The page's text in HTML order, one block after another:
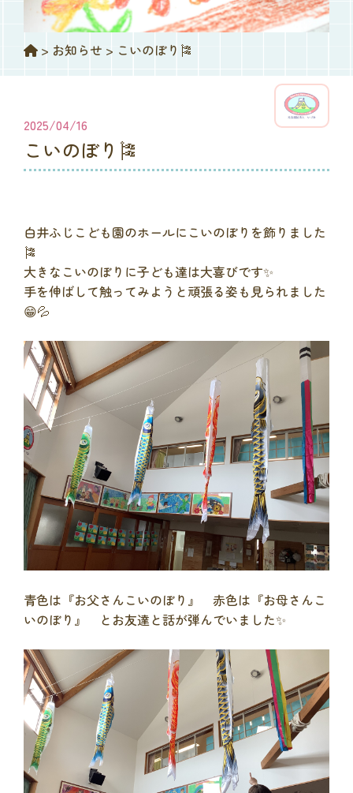
> お知らせ > こいのぼり🎏
2025/04/16
こいのぼり🎏
白井ふじこども園のホールにこいのぼりを飾りました
🎏
大きなこいのぼりに子ども達は大喜びです✨
手を伸ばして触ってみようと頑張る姿も見られました
😁💦
青色は『お父さんこいのぼり』 赤色は『お母さんこ
いのぼり』 とお友達と話が弾んでいました✨